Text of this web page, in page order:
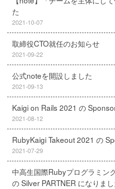
た
2021-10-07
取締役CTO就任のお知らせ
2021-09-22
公式noteを開設しました
2021-09-13
Kaigi on Rails 2021 の
2021-08-12
RubyKaigi Takeout 2021 の
2021-07-29
中高生国際Rubyプログラミン
の Silver PARTNER になりまし